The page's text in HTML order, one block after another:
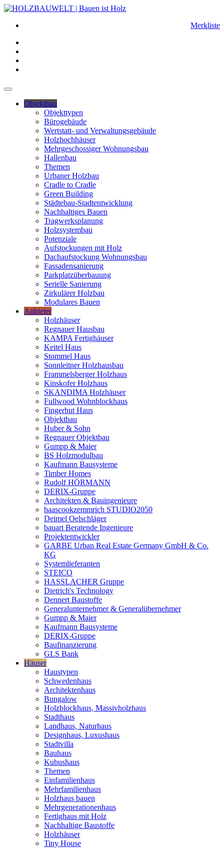
Merkliste
Objektbau
Objekttypen
Bürogebäude
Wertstatt- und Verwaltungsgebäude
Holzhochhäuser
Mehrgeschossiger Wohnungsbau
Hallenbau
Themen
Urbaner Holzbau
Cradle to Cradle
Green Building
Städtebau-Stadtentwicklung
Nachhaltiges Bauen
Tragwerksplanung
Holzsystembau
Potenziale
Aufstockungen mit Holz
Dachaufstockung Wohnungsbau
Fassadensanierung
Parkplatzüberbauung
Serielle Sanierung
Zirkulärer Holzbau
Modulares Bauen
Anbieter
Holzhäuser
Regnauer Hausbau
KAMPA Fertighäuser
Keitel Haus
Stommel Haus
Sonnleitner Holzhausbau
Frammelsberger Holzhaus
Kinskofer Holzhaus
SKANDIMA Holzhäuser
Fullwood Wohnblockhaus
Fingerhut Haus
Objektbau
Huber & Sohn
Regnauer Objektbau
Gumpp & Maier
BS Holzmodulbau
Kaufmann Bausysteme
Timber Homes
Rudolf HÖRMANN
DERIX-Gruppe
Architekten & Bauingenieure
haascookzemmrich STUDIO2050
Deimel Oelschläger
bauart Beratende Ingenieure
Projektentwickler
GARBE Urban Real Estate Germany GmbH & Co.
KG
Systemlieferanten
STEICO
HASSLACHER Gruppe
Dietrich's Technology
Dennert Baustoffe
Generalunternehmer & Generalübernehmer
Gumpp & Maier
Kaufmann Bausysteme
DERIX-Gruppe
Baufinanzierung
GLS Bank
Häuser
Haustypen
Schwedenhaus
Architektenhaus
Bungalow
Holzblockhaus, Massivholzhaus
Stadthaus
Landhaus, Naturhaus
Designhaus, Luxushaus
Stadtvilla
Bauhaus
Kubushaus
Themen
Einfamilienhaus
Mehrfamilienhaus
Holzhaus bauen
Mehrgenerationenhaus
Fertighaus mit Holz
Nachhaltige Baustoffe
Holzhäuser
Tiny House